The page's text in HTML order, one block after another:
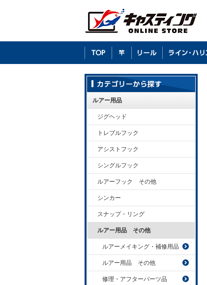
ルアー用品
ジグヘッド
トレブルフック
アシストフック
シングルフック
ルアーフック その他
シンカー
スナップ・リング
ルアー用品 その他
ルアーメイキング・補修用品
ルアー用品 その他
修理・アフターパーツ品